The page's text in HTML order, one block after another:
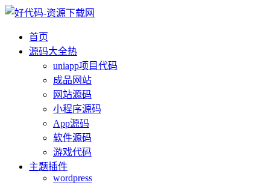
首页
源码大全热
uniapp项目代码
成品网站
网站源码
小程序源码
App源码
软件源码
游戏代码
主题插件
wordpress